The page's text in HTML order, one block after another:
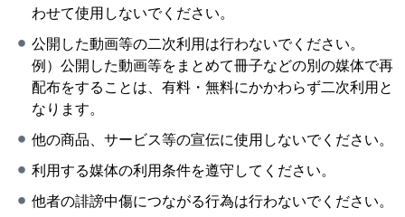
わせて使用しないでください。
公開した動画等の二次利用は行わないでください。
例）公開した動画等をまとめて冊子などの別の媒体で再
配布をすることは、有料・無料にかかわらず二次利用と
なります。
他の商品、サービス等の宣伝に使用しないでください。
利用する媒体の利用条件を遵守してください。
他者の誹謗中傷につながる行為は行わないでください。